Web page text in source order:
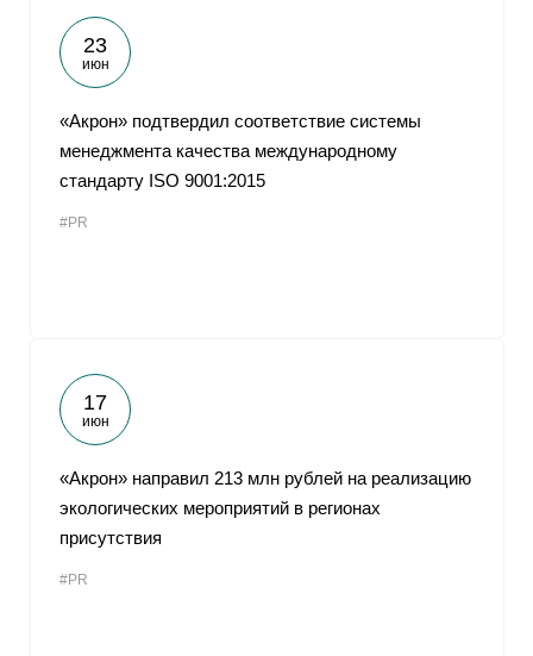
23
июн
«Акрон» подтвердил соответствие системы
менеджмента качества международному
стандарту ISO 9001:2015
#PR
17
июн
«Акрон» направил 213 млн рублей на реализацию
экологических мероприятий в регионах
присутствия
#PR